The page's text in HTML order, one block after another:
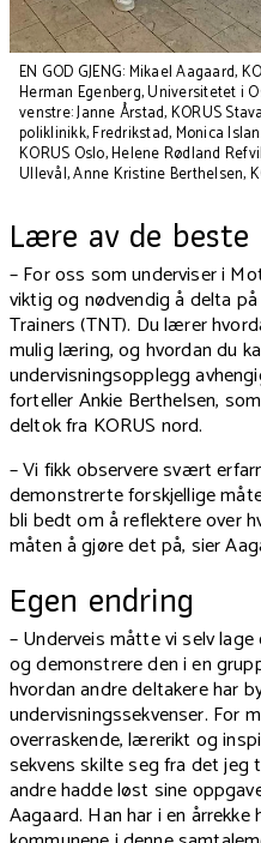
EN GOD GJENG: Mikael Aagaard,
Herman Egenberg, Universitetet i
venstre: Janne Årstad, KORUS
poliklinikk, Fredrikstad, Monica
KORUS Oslo, Helene Rødland
Ullevål, Anne Kristine Berthelsen,
Lære av de beste
– For oss som underviser i
viktig og nødvendig å delta
Trainers (TNT). Du lærer
mulig læring, og hvordan du
undervisningsopplegg
forteller Ankie Berthelsen,
deltok fra KORUS nord.
– Vi fikk observere svært
demonstrerte forskjellige
bli bedt om å reflektere over
måten å gjøre det på, sier
Egen endring
– Underveis måtte vi selv
og demonstrere den i en
hvordan andre deltakere har
undervisningssekvenser. For
overraskende, lærerikt og
sekvens skilte seg fra det jeg
andre hadde løst sine
Aagaard. Han har i en